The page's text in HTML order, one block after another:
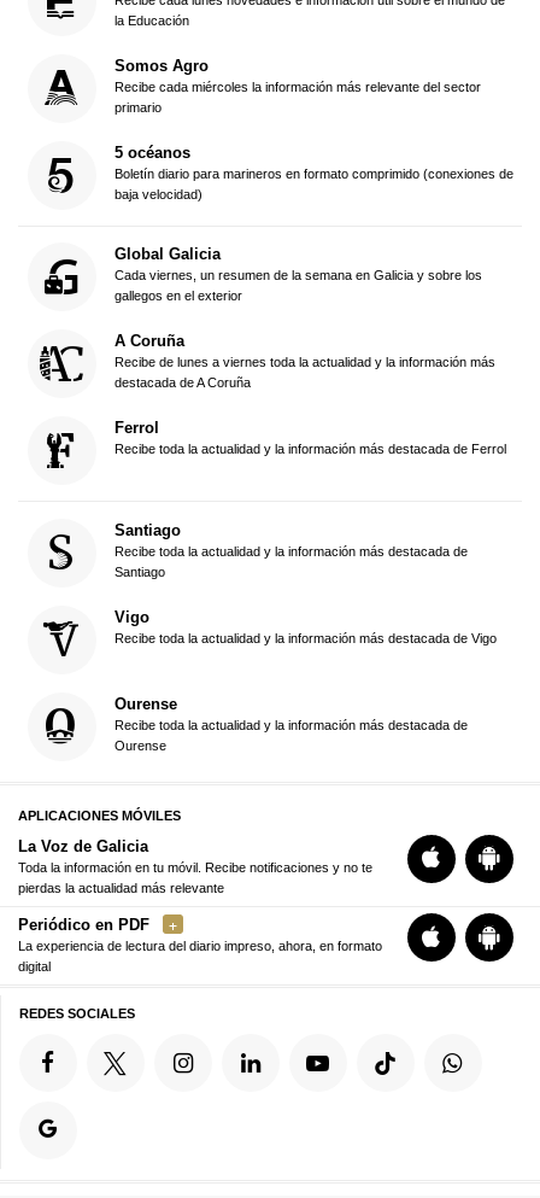
la Educación
Somos Agro
Recibe cada miércoles la información más relevante del sector
primario
5 océanos
Boletín diario para marineros en formato comprimido (conexiones de
baja velocidad)
Global Galicia
Cada viernes, un resumen de la semana en Galicia y sobre los
gallegos en el exterior
A Coruña
Recibe de lunes a viernes toda la actualidad y la información más
destacada de A Coruña
Ferrol
Recibe toda la actualidad y la información más destacada de Ferrol
Santiago
Recibe toda la actualidad y la información más destacada de
Santiago
Vigo
Recibe toda la actualidad y la información más destacada de Vigo
Ourense
Recibe toda la actualidad y la información más destacada de
Ourense
APLICACIONES MÓVILES
La Voz de Galicia
Toda la información en tu móvil. Recibe notificaciones y no te
pierdas la actualidad más relevante
Periódico en PDF
La experiencia de lectura del diario impreso, ahora, en formato
digital
REDES SOCIALES